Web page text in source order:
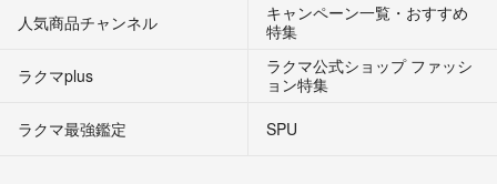
人気商品チャンネル
キャンペーン一覧・おすすめ
特集
ラクマplus
ラクマ公式ショップ ファッシ
ョン特集
ラクマ最強鑑定
SPU